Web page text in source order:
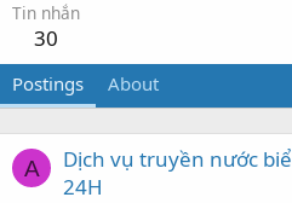
Tin nhắn
30
Postings About
A
Dịch vụ truyền nước
24H